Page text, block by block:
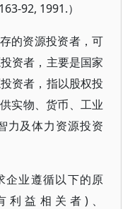
92, 1991.）
的资源投资者，可
资者，主要是国家
资者，指以股权投
实物、货币、工业
力及体力资源投资
企业遵循以下的原
利益相关者)、